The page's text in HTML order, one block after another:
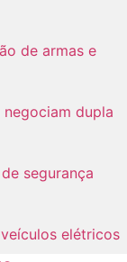
de armas e
negociam dupla
segurança
elétricos